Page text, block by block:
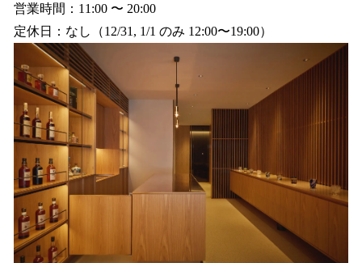
営業時間：11:00 〜 20:00
定休日：なし（12/31, 1/1 のみ 12:00〜19:00）